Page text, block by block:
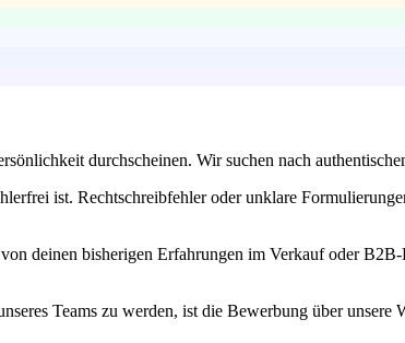
durchscheinen. Wir suchen nach
ist. Rechtschreibfehler oder unklare
deinen bisherigen Erfahrungen im Verkauf oder
Teams zu werden, ist die Bewerbung über